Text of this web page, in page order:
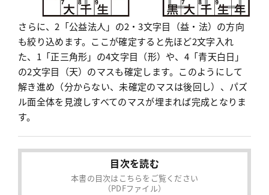
さらに、2「公益法人」の2・3文字目（益・法）の方向
も絞り込めます。ここが確定すると先ほど2文字入れ
た、1「正三角形」の4文字目（形）や、4「青天白日」
の2文字目（天）のマスも確定します。このようにして
解き進め（分からない、未確定のマスは後回し）、パズ
ル面全体を見渡しすべてのマスが埋まれば完成となりま
す。
目次を読む
本書の目次はこちらをご覧ください
（PDFファイル）